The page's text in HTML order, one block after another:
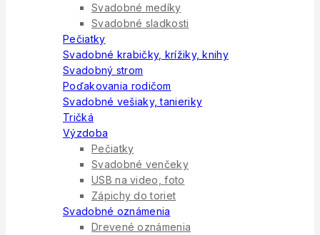
Svadobné medíky
Svadobné sladkosti
Pečiatky
Svadobné krabičky, krížiky, knihy
Svadobný strom
Poďakovania rodičom
Svadobné vešiaky, tanieriky
Tričká
Výzdoba
Pečiatky
Svadobné venčeky
USB na video, foto
Zápichy do toriet
Svadobné oznámenia
Drevené oznámenia